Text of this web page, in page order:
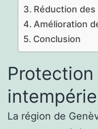
Réduction
Amélioration
Conclusion
La région de